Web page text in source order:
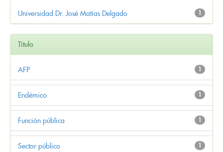
1
Universidad Dr. José Matías Delgado
Título
1
AFP
1
Endémico
1
Función pública
1
Sector público